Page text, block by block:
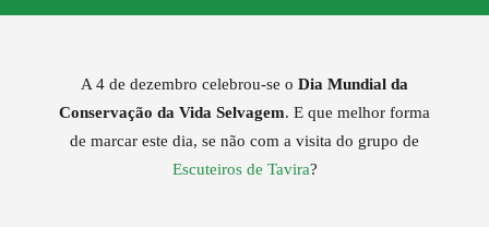
A 4 de dezembro celebrou-se o Dia Mundial da
Conservação da Vida Selvagem. E que melhor forma
de marcar este dia, se não com a visita do grupo de
Escuteiros de Tavira?